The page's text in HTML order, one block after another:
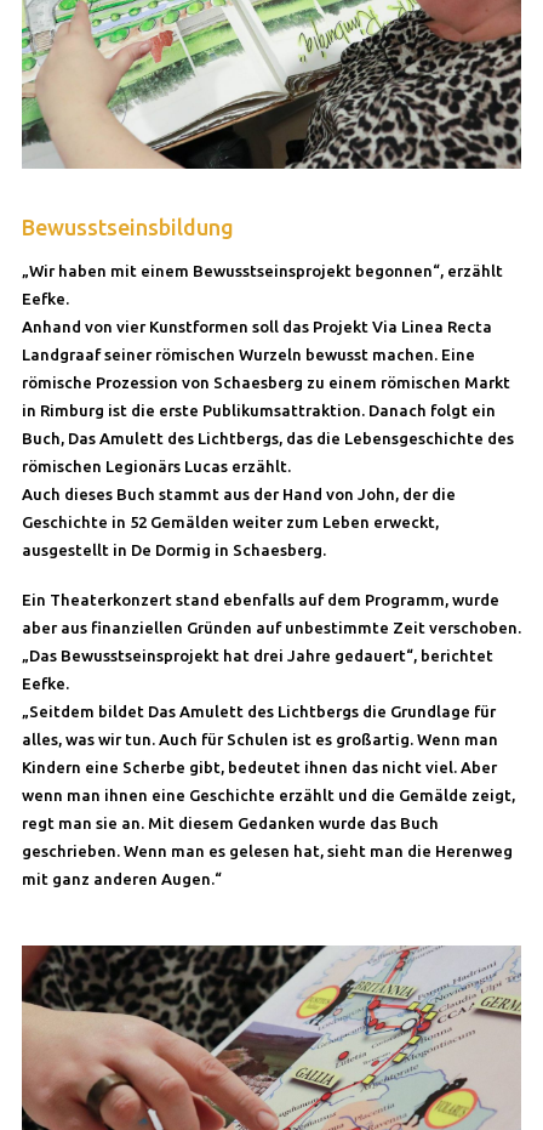
Bewusstseinsbildung
„Wir haben mit einem Bewusstseinsprojekt begonnen“, erzählt
Eefke.
Anhand von vier Kunstformen soll das Projekt Via Linea Recta
Landgraaf seiner römischen Wurzeln bewusst machen. Eine
römische Prozession von Schaesberg zu einem römischen Markt
in Rimburg ist die erste Publikumsattraktion. Danach folgt ein
Buch, Das Amulett des Lichtbergs, das die Lebensgeschichte des
römischen Legionärs Lucas erzählt.
Auch dieses Buch stammt aus der Hand von John, der die
Geschichte in 52 Gemälden weiter zum Leben erweckt,
ausgestellt in De Dormig in Schaesberg.
Ein Theaterkonzert stand ebenfalls auf dem Programm, wurde
aber aus finanziellen Gründen auf unbestimmte Zeit verschoben.
„Das Bewusstseinsprojekt hat drei Jahre gedauert“, berichtet
Eefke.
„Seitdem bildet Das Amulett des Lichtbergs die Grundlage für
alles, was wir tun. Auch für Schulen ist es großartig. Wenn man
Kindern eine Scherbe gibt, bedeutet ihnen das nicht viel. Aber
wenn man ihnen eine Geschichte erzählt und die Gemälde zeigt,
regt man sie an. Mit diesem Gedanken wurde das Buch
geschrieben. Wenn man es gelesen hat, sieht man die Herenweg
mit ganz anderen Augen.“